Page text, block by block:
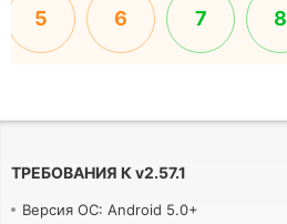
5 6 7 8
ТРЕБОВАНИЯ К v2.57.1
Версия ОС: Android 5.0+